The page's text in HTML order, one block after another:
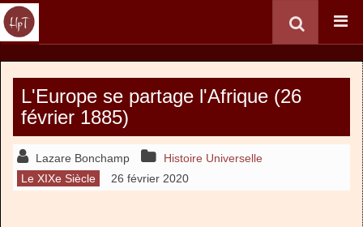
L'Europe se partage l'Afrique (26
février 1885)
Lazare Bonchamp
Histoire Universelle
Le XIXe Siècle
26 février 2020